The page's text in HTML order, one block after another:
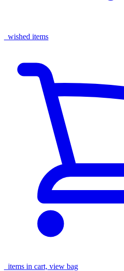
wished items
items in cart, view bag